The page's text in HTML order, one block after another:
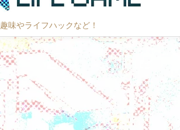
趣味やライフハックなど！
サイド

次へ

検索